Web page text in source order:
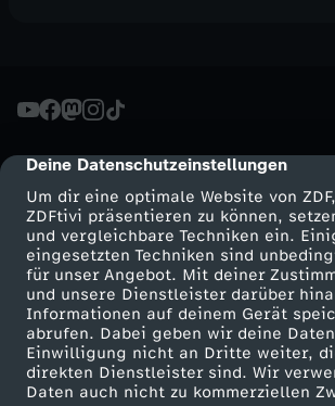
cmp-dialog-description
Deine Datenschutzeinstellungen
Um dir eine optimale Website von
ZDFtivi präsentieren zu können,
und vergleichbare Techniken ein.
eingesetzten Techniken sind
für unser Angebot. Mit deiner
und unsere Dienstleister darüber
Informationen auf deinem Gerät
abrufen. Dabei geben wir deine
Einwilligung nicht an Dritte weiter,
direkten Dienstleister sind. Wir
Daten auch nicht zu kommerziellen
Mehr ZDF
ZDF-Apps
Smart TV
ZDFtext
Service
ZDFmitreden
Kontakt
Tickets